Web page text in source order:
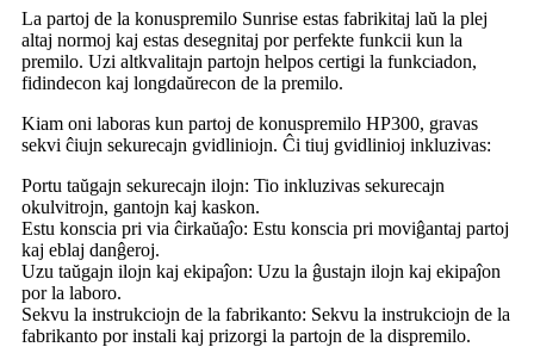
La partoj de la konuspremilo Sunrise estas fabrikitaj laŭ la plej
altaj normoj kaj estas desegnitaj por perfekte funkcii kun la
premilo. Uzi altkvalitajn partojn helpos certigi la funkciadon,
fidindecon kaj longdaŭrecon de la premilo.
Kiam oni laboras kun partoj de konuspremilo HP300, gravas
sekvi ĉiujn sekurecajn gvidliniojn. Ĉi tiuj gvidlinioj inkluzivas:
Portu taŭgajn sekurecajn ilojn: Tio inkluzivas sekurecajn
okulvitrojn, gantojn kaj kaskon.
Estu konscia pri via ĉirkaŭaĵo: Estu konscia pri moviĝantaj partoj
kaj eblaj danĝeroj.
Uzu taŭgajn ilojn kaj ekipaĵon: Uzu la ĝustajn ilojn kaj ekipaĵon
por la laboro.
Sekvu la instrukciojn de la fabrikanto: Sekvu la instrukciojn de la
fabrikanto por instali kaj prizorgi la partojn de la dispremilo.